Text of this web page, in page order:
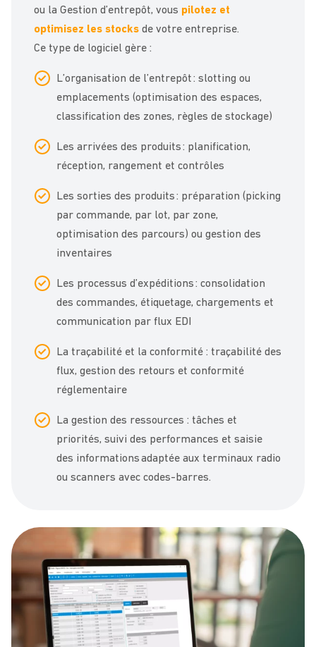
ou la Gestion d’entrepôt, vous pilotez et
optimisez les stocks de votre entreprise.
Ce type de logiciel gère :
L’organisation de l’entrepôt : slotting ou
emplacements (optimisation des espaces,
classification des zones, règles de stockage)
Les arrivées des produits : planification,
réception, rangement et contrôles
Les sorties des produits : préparation (picking
par commande, par lot, par zone,
optimisation des parcours) ou gestion des
inventaires
Les processus d’expéditions : consolidation
des commandes, étiquetage, chargements et
communication par flux EDI
La traçabilité et la conformité : traçabilité des
flux, gestion des retours et conformité
réglementaire
La gestion des ressources : tâches et
priorités, suivi des performances et saisie
des informations adaptée aux terminaux radio
ou scanners avec codes-barres.